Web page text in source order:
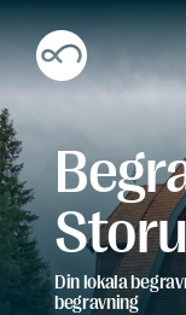
Din lokala
begravning